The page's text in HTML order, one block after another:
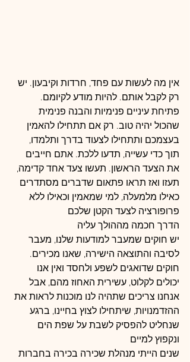
אין מה לעשות עם פחד, חרדות וקיבעון. יש
רק לקבל אותם. להיות מודע לקיומם.
פתיחת עיניים פנימיות והבנה פנימית
שהכול יהיה טוב. רק אם תתחילו להאמין
בעצמכם ותתחילו לצעוד בדרך ותלמדו,
תוך כדי עשייה, תדעו ללכת. אתם חייבים
את הצעד הראשון. תעשו צעד אחד קדימה,
תעזו ואז תראו פתאום שדברים מסתדרים
כאילו מלמעלה, למי שמאמין וכאילו ללא
פרופורציה לצעד הקטן שלכם
הדרך חכמה מההולך עליה
יש חוקים שמעבר למודעות שלנו, מעבר
לסיבה והתוצאה הישירה, שאנו מכירים.
חוקים שדואגים לשפע ולחסד ואין אנו
יכולים לקלוט, עשירית האחוז מהם, אבל
אנחנו צריכים שתהיה לנו מוכנות לראות את
ההזדמנויות, שיתחילו לצוץ בחיינו, ברגע
שנחליט להפסיק לשבת על שפת הים
ונקפוץ למיים
שנים הייתי מנהלת שכירה בכירה בחברות